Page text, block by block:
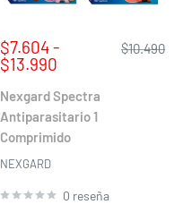
Precio
de
$7.604 -
$13.990
Precio
$10.490
Nexgard Spectra
Antiparasitario 1
Comprimido
NEXGARD
0 reseña